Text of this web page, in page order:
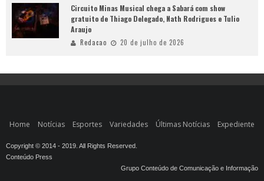
Circuito Minas Musical chega a Sabará com show
gratuito de Thiago Delegado, Nath Rodrigues e Tulio
Araujo
Redacao 20 de julho de 2026
Home Notícias Esportes Variedades Últimas Notícias Expediente
Copyright © 2014 - 2019. All Rights Reserved.
Conteúdo Press
Grupo Conteúdo de Comunicação e Informação